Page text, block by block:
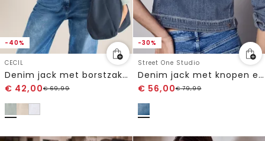
-40%
CECIL
Denim jack met borstzakken en knopen
€ 42,00€69,99
-30%
Street One Studio
Denim jack met knopen en rugprint
€ 56,00€79,99